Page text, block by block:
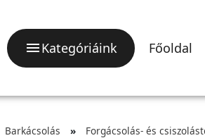
Kategóriáink Főoldal
Barkácsolás Forgácsolás- és